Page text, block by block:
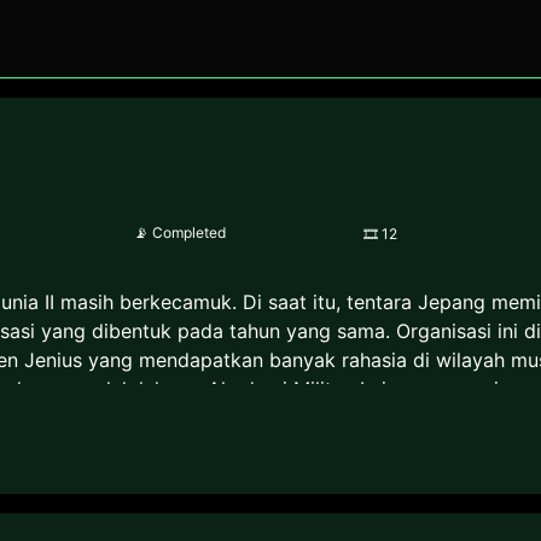
📡Completed 🎞 12
II masih berkecamuk. Di saat itu, tentara Jepang
yang dibentuk pada tahun yang sama. Organisasi ini
Jenius yang mendapatkan banyak rahasia di wilayah
menolak lulusan Akademi Militer. Ia juga mencari